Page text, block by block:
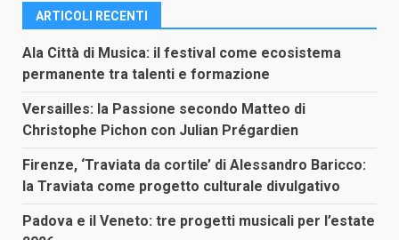
ARTICOLI RECENTI
Ala Città di Musica: il festival come ecosistema
permanente tra talenti e formazione
Versailles: la Passione secondo Matteo di
Christophe Pichon con Julian Prégardien
Firenze, ‘Traviata da cortile’ di Alessandro Baricco:
la Traviata come progetto culturale divulgativo
Padova e il Veneto: tre progetti musicali per l’estate